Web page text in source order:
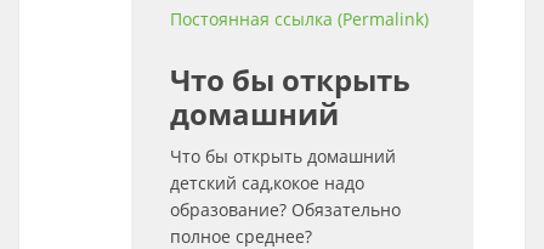
Постоянная ссылка (Permalink)
Что бы открыть
домашний
Что бы открыть домашний
детский сад,кокое надо
образование? Обязательно
полное среднее?